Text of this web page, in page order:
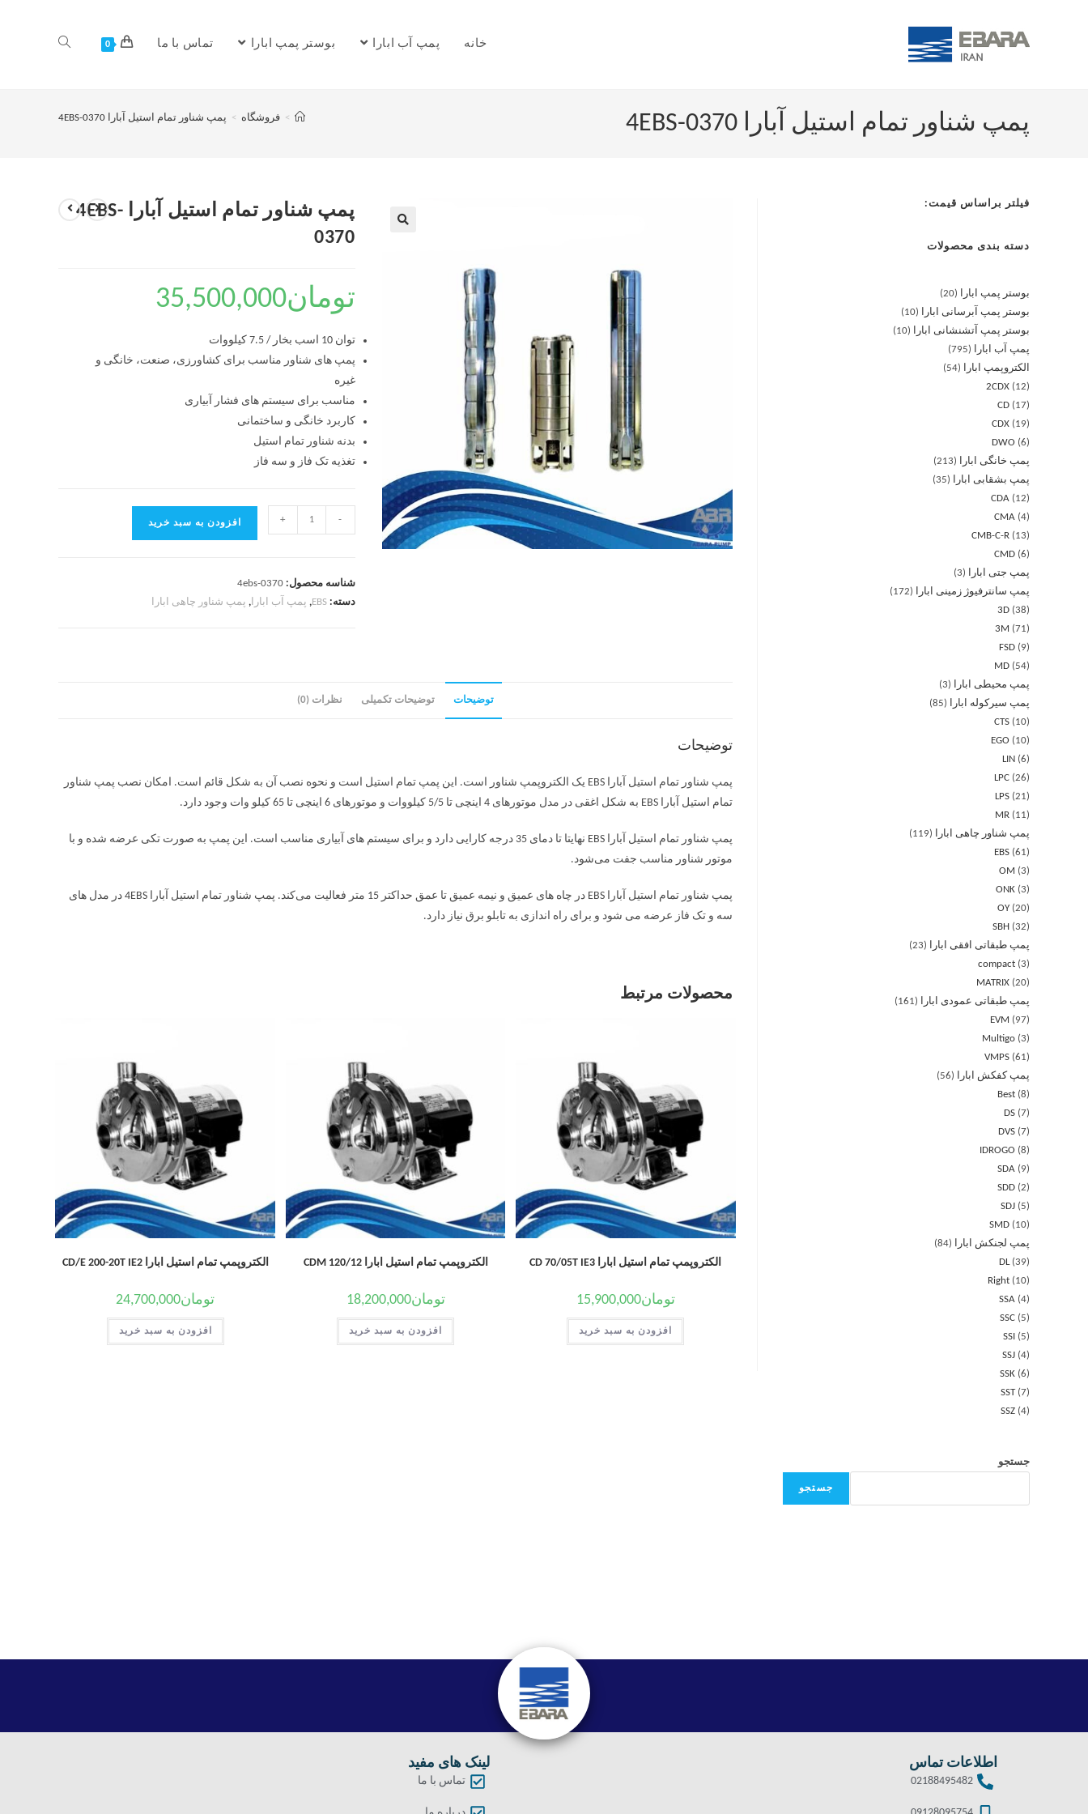
خانه پمپ آب ابارا بوستر پمپ ابارا تماس با ما 0
پمپ شناور تمام استیل آبارا 4EBS-0370 > فروشگاه > پمپ شناور تمام استیل آبارا 4EBS-0370
پمپ شناور تمام استیل آبارا 4EBS-
0370
تومان35,500,000
توان 10 اسب بخار / 7.5 کیلووات
پمپ های شناور مناسب برای کشاورزی، صنعت، خانگی و
غیره
مناسب برای سیستم های فشار آبیاری
کاربرد خانگی و ساختمانی
بدنه شناور تمام استیل
تغذیهتک فاز و سه فاز
-
+ افزودن به سبد خرید
شناسه محصول:4ebs-0370
دسته:EBS
, پمپ آب ابارا, پمپ شناور چاهی ابارا
توضیحات توضیحات تکمیلی نظرات (0)
توضیحات
پمپ شناور تمام استیل آبارا EBS یک الکتروپمپ شناور است. این پمپ تمام استیل است و نحوه نصب آن به شکل قائم است. امکان نصب پمپ شناور
تمام استیل آبارا EBS به شکل اغقی در مدل موتورهای 4 اینچی تا 5/5 کیلووات و موتورهای 6 اینچی تا 65 کیلو وات وجود دارد.
پمپ شناور تمام استیل آبارا EBS نهایتا تا دمای 35 درجه کارایی دارد و برای سیستم های آبیاری مناسب است. این پمپ به صورت تکی عرضه شده و با
موتور شناور مناسب جفت می‌شود.
پمپ شناور تمام استیل آبارا EBS در چاه های عمیق و نیمه عمیق تا عمق حداکتر 15 متر فعالیت می‌کند. پمپ شناور تمام استیل آبارا 4EBS در مدل های
سه و تک فاز عرضه می شود و برای راه اندازی به تابلو برق نیاز دارد.
محصولات مرتبط
الکتروپمپ تمام استیل ابارا CD 70/05T IE3
تومان15,900,000
افزودن به سبد خرید
الکتروپمپ تمام استیل ابارا CDM 120/12
تومان18,200,000
افزودن به سبد خرید
الکتروپمپ تمام استیل ابارا CD/E 200-20T IE2
تومان24,700,000
افزودن به سبد خرید
فیلتر براساس قیمت:
دسته بندی محصولات
بوستر پمپ ابارا
20
بوستر پمپ آبرسانی ابارا
10
بوستر پمپ آتشنشانی ابارا
10
پمپ آب ابارا
795
الکتروپمپ ابارا
54
2CDX
12
CD
17
CDX
19
DWO
6
پمپ خانگی ابارا
213
پمپ بشقابی ابارا
35
CDA
12
CMA 4
CMB-C-R
13
CMD 6
پمپ جتی ابارا
3
پمپ سانترفیوژ زمینی ابارا
172
3D 38
3M
71
FSD
9
MD
54
پمپ محیطی ابارا
3
پمپ سیرکوله ابارا
85
CTS
10
EGO
10
LIN 6
LPC 26
LPS 21
MR
11
پمپ شناور چاهی ابارا
119
EBS 61
OM
3
ONK 3
OY 20
SBH 32
پمپ طبقاتی افقی ابارا
23
compact 3
MATRIX 20
پمپ طبقاتی عمودی ابارا
161
EVM
97
Multigo 3
VMPS 61
پمپ کفکش ابارا
56
Best 8
DS 7
DVS 7
IDROGO
8
SDA
9
SDD 2
SDJ
5
SMD
10
پمپ لجنکش ابارا
84
DL 39
Right
10
SSA 4
SSC
5
SSI
5
SSJ 4
SSK 6
SST 7
SSZ 4
جستجو
جستجو
اطلاعات تماس
02188495482
لینک های مفید
تماس با ما